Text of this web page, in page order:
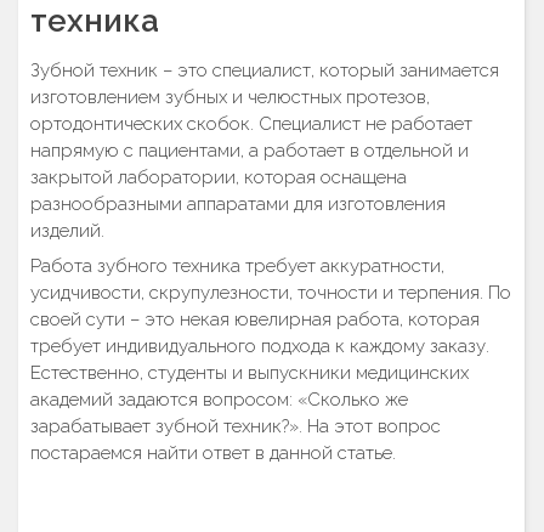
техника
Зубной техник – это специалист, который занимается
изготовлением зубных и челюстных протезов,
ортодонтических скобок. Специалист не работает
напрямую с пациентами, а работает в отдельной и
закрытой лаборатории, которая оснащена
разнообразными аппаратами для изготовления
изделий.
Работа зубного техника требует аккуратности,
усидчивости, скрупулезности, точности и терпения. По
своей сути – это некая ювелирная работа, которая
требует индивидуального подхода к каждому заказу.
Естественно, студенты и выпускники медицинских
академий задаются вопросом: «Сколько же
зарабатывает зубной техник?». На этот вопрос
постараемся найти ответ в данной статье.